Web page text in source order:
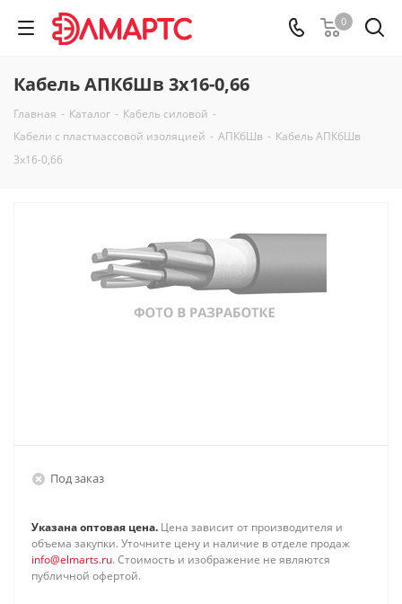
0
Кабель АПКбШв 3х16-0,66
Главная - Каталог - Кабель силовой -
Кабели с пластмассовой изоляцией - АПКбШв - Кабель АПКбШв
3х16-0,66
Под заказ
Указана оптовая цена. Цена зависит от производителя и
объема закупки. Уточните цену и наличие в отделе продаж
info@elmarts.ru. Стоимость и изображение не являются
публичной офертой.